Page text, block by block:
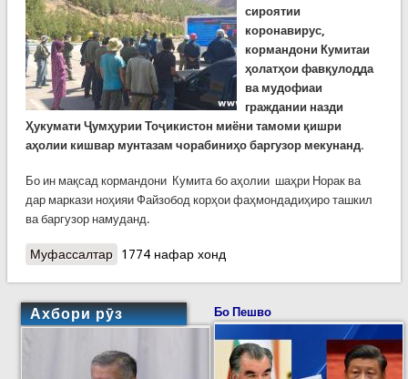
сироятии
коронавирус,
кормандони Кумитаи
ҳолатҳои фавқулодда
ва мудофиаи
граждании назди
Ҳукумати Ҷумҳурии Тоҷикистон миёни тамоми қишри
аҳолии кишвар мунтазам чорабиниҳо баргузор мекунанд.
Бо ин мақсад кормандони Кумита бо аҳолии шаҳри Норак ва
дар маркази ноҳияи Файзобод корҳои фаҳмондадиҳиро ташкил
ва баргузор намуданд.
Муфассалтаро Вохуриҳо бо аҳолии Норак ва Файзобод
1774 нафар хонд
Ахбори рӯз Бо Пешво